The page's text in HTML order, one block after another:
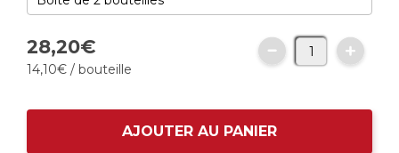
28,20€
14,10€ / bouteille
AJOUTER AU PANIER